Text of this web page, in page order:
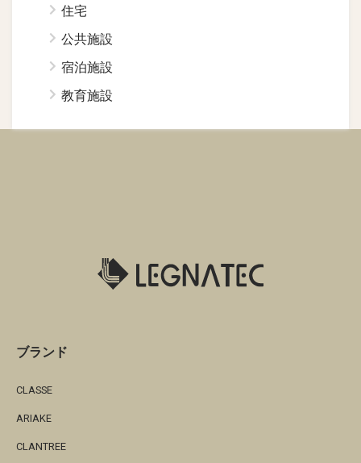
住宅
公共施設
宿泊施設
教育施設
ブランド
CLASSE
ARIAKE
CLANTREE